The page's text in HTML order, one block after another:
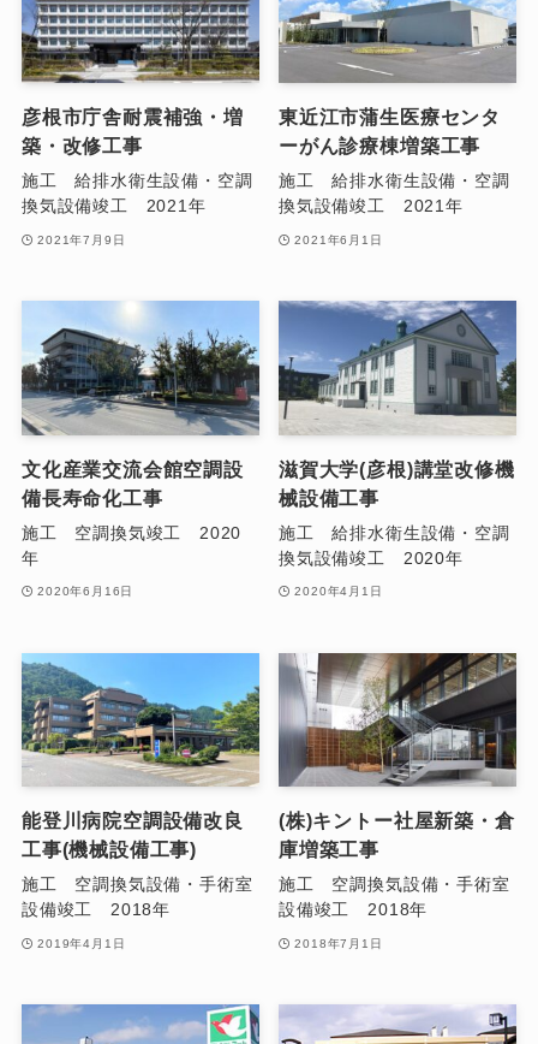
彦根市庁舎耐震補強・増
築・改修工事
施工 給排水衛生設備・空調
換気設備竣工 2021年
2021年7月9日
東近江市蒲生医療センタ
ーがん診療棟増築工事
施工 給排水衛生設備・空調
換気設備竣工 2021年
2021年6月1日
文化産業交流会館空調設
備長寿命化工事
施工 空調換気竣工 2020
年
2020年6月16日
滋賀大学(彦根)講堂改修機
械設備工事
施工 給排水衛生設備・空調
換気設備竣工 2020年
2020年4月1日
能登川病院空調設備改良
工事(機械設備工事)
施工 空調換気設備・手術室
設備竣工 2018年
2019年4月1日
(株)キントー社屋新築・倉
庫増築工事
施工 空調換気設備・手術室
設備竣工 2018年
2018年7月1日